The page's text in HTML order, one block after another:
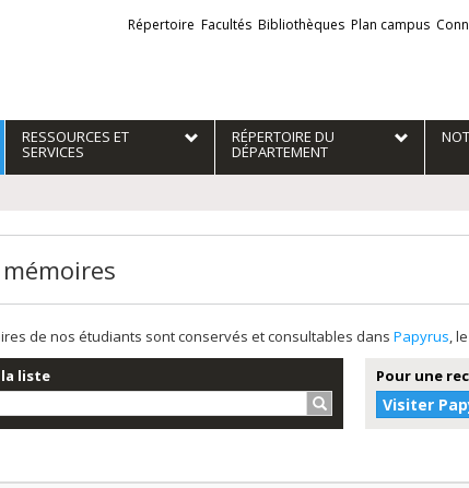
Liens
externes
Répertoire Facultés Bibliothèques Plan campus
RESSOURCES ET
SERVICES
RÉPERTOIRE DU
DÉPARTEMENT
de nos étudiants sont conservés et consultables dans Papyrus,
la liste
Rechercher…
Pour une
Visiter
en ordre décroissant
par titre en ordre décroissant